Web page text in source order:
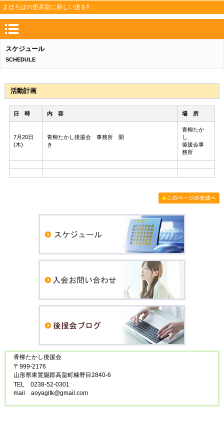
まほろばの里高畠に新しい道を!!
スケジュール
SCHEDULE
活動計画
日 時 内 容 場 所
7月20日
(木)
青柳たかし後援会 事務所 開
き
青柳たか
し
後援会事
務所
青柳たかし後援会
〒999-2176
山形県東置賜郡高畠町糠野目2840-6
TEL 0238-52-0301
mail aoyagitk@gmail.com